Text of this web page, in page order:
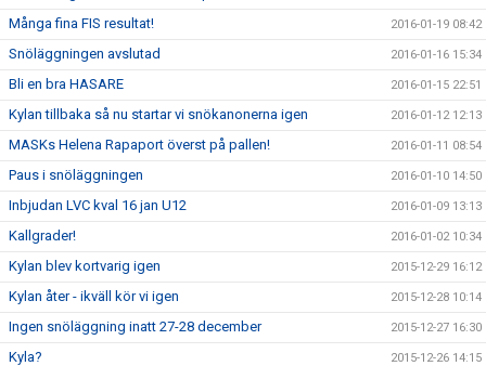
Många fina FIS resultat! 2016-01-19 08:42
Snöläggningen avslutad 2016-01-16 15:34
Bli en bra HASARE 2016-01-15 22:51
Kylan tillbaka så nu startar vi snökanonerna igen 2016-01-12 12:13
MASKs Helena Rapaport överst på pallen! 2016-01-11 08:54
Paus i snöläggningen 2016-01-10 14:50
Inbjudan LVC kval 16 jan U12 2016-01-09 13:13
Kallgrader! 2016-01-02 10:34
Kylan blev kortvarig igen 2015-12-29 16:12
Kylan åter - ikväll kör vi igen 2015-12-28 10:14
Ingen snöläggning inatt 27-28 december 2015-12-27 16:30
Kyla? 2015-12-26 14:15